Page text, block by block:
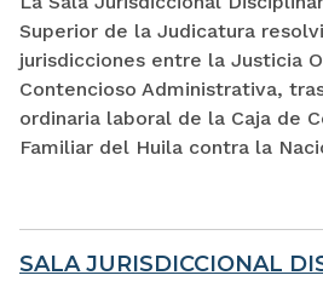
Superior de la Judicatura
jurisdicciones entre la Justicia
Contencioso Administrativa,
ordinaria laboral de la Caja de
Familiar del Huila contra la
SALA JURISDICCIONAL